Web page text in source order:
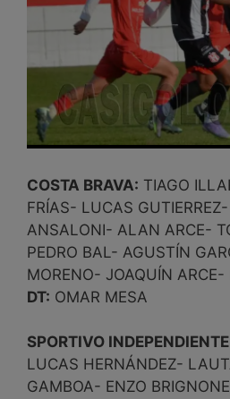
COSTA BRAVA: TIAGO
FRÍAS- LUCAS
ANSALONI- ALAN ARCE-
PEDRO BAL- AGUSTÍN
MORENO- JOAQUÍN
DT: OMAR MESA
SPORTIVO
LUCAS HERNÁNDEZ-
GAMBOA- ENZO